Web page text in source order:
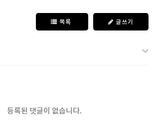
목록 글쓰기
등록된 댓글이 없습니다.